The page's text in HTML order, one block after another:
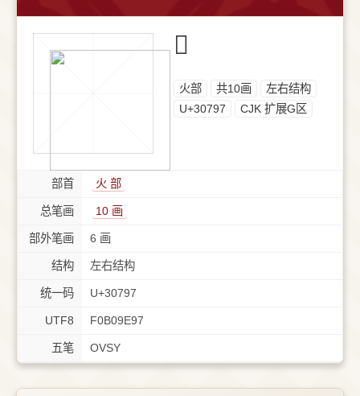
𰞗
⽕部 共10画
左右结构
U+30797
CJK 扩展G区
部首 ⽕ 部
总笔画 10 画
部外笔画 6 画
结构 左右结构
统一码 U+30797
UTF8 F0B09E97
五笔 OVSY